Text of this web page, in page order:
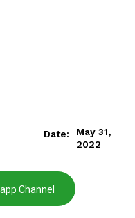
Date:
May 31,
2022
Channel